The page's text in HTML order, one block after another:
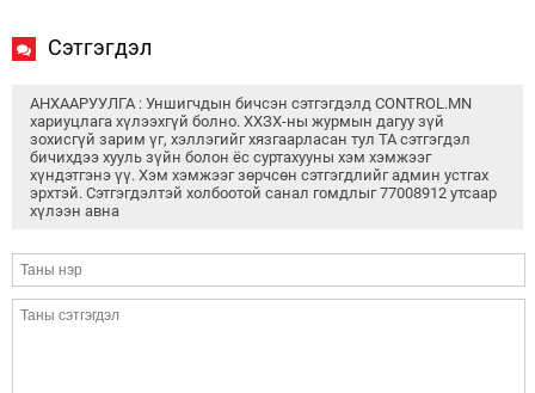
Сэтгэгдэл
АНХААРУУЛГА : Уншигчдын бичсэн сэтгэгдэлд CONTROL.MN
хариуцлага хүлээхгүй болно. ХХЗХ-ны журмын дагуу зүй
зохисгүй зарим үг, хэллэгийг хязгаарласан тул ТА сэтгэгдэл
бичихдээ хууль зүйн болон ёс суртахууны хэм хэмжээг
хүндэтгэнэ үү. Хэм хэмжээг зөрчсөн сэтгэгдлийг админ устгах
эрхтэй. Сэтгэгдэлтэй холбоотой санал гомдлыг 77008912 утсаар
хүлээн авна